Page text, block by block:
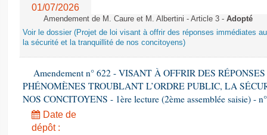
01/07/2026
Amendement de M. Caure et M. Albertini - Article 3 - Adopté
Voir le dossier (Projet de loi visant à offrir des réponses immédiates
la sécurité et la tranquillité de nos concitoyens)
Amendement n° 622 - VISANT À OFFRIR DES
PHÉNOMÈNES TROUBLANT L’ORDRE PUBLIC, LA
NOS CONCITOYENS - 1ère lecture (2ème assemblée saisie) -
Date de
dépôt :